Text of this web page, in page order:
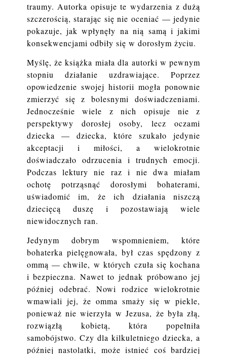
traumy. Autorka opisuje te wydarzenia z dużą
szczerością, starając się nie oceniać — jedynie
pokazuje, jak wpłynęły na nią samą i jakimi
konsekwencjami odbiły się w dorosłym życiu.
Myślę, że książka miała dla autorki w pewnym
stopniu działanie uzdrawiające. Poprzez
opowiedzenie swojej historii mogła ponownie
zmierzyć się z bolesnymi doświadczeniami.
Jednocześnie wiele z nich opisuje nie z
perspektywy dorosłej osoby, lecz oczami
dziecka — dziecka, które szukało jedynie
akceptacji i miłości, a wielokrotnie
doświadczało odrzucenia i trudnych emocji.
Podczas lektury nie raz i nie dwa miałam
ochotę potrząsnąć dorosłymi bohaterami,
uświadomić im, że ich działania niszczą
dziecięcą duszę i pozostawiają wiele
niewidocznych ran.
Jedynym dobrym wspomnieniem, które
bohaterka pielęgnowała, był czas spędzony z
ommą — chwile, w których czuła się kochana
i bezpieczna. Nawet to jednak próbowano jej
później odebrać. Nowi rodzice wielokrotnie
wmawiali jej, że omma smaży się w piekle,
ponieważ nie wierzyła w Jezusa, że była złą,
rozwiązłą kobietą, która popełniła
samobójstwo. Czy dla kilkuletniego dziecka, a
później nastolatki, może istnieć coś bardziej